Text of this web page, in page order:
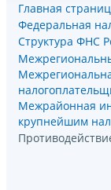
Главная
Федеральная
Структура ФНС
Межрайонная
крупнейшим